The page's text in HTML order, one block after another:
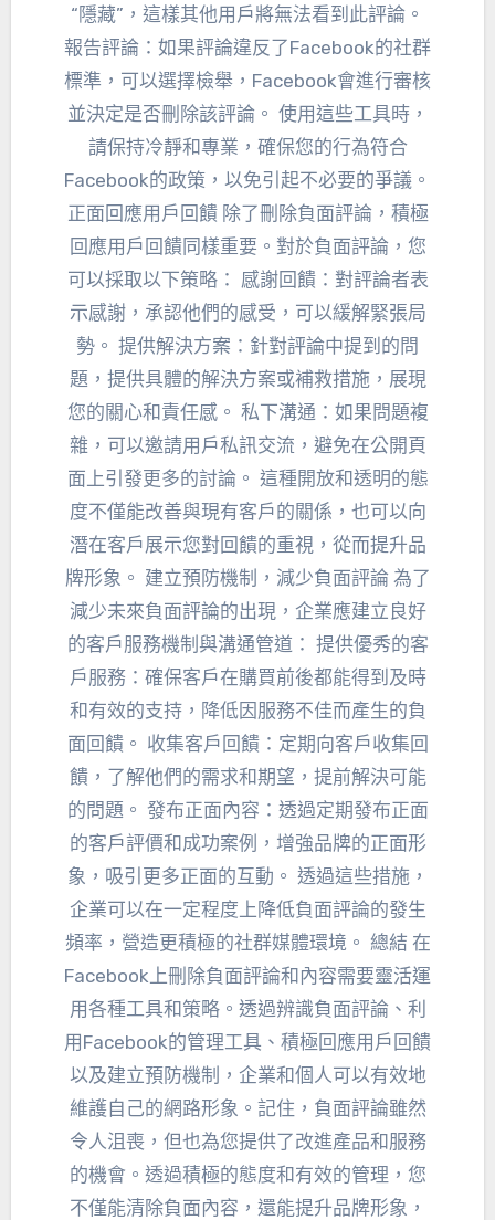
“隱藏”，這樣其他用戶將無法看到此評論。
報告評論：如果評論違反了Facebook的社群
標準，可以選擇檢舉，Facebook會進行審核
並決定是否刪除該評論。 使用這些工具時，
請保持冷靜和專業，確保您的行為符合
Facebook的政策，以免引起不必要的爭議。
正面回應用戶回饋 除了刪除負面評論，積極
回應用戶回饋同樣重要。對於負面評論，您
可以採取以下策略： 感謝回饋：對評論者表
示感謝，承認他們的感受，可以緩解緊張局
勢。 提供解決方案：針對評論中提到的問
題，提供具體的解決方案或補救措施，展現
您的關心和責任感。 私下溝通：如果問題複
雜，可以邀請用戶私訊交流，避免在公開頁
面上引發更多的討論。 這種開放和透明的態
度不僅能改善與現有客戶的關係，也可以向
潛在客戶展示您對回饋的重視，從而提升品
牌形象。 建立預防機制，減少負面評論 為了
減少未來負面評論的出現，企業應建立良好
的客戶服務機制與溝通管道： 提供優秀的客
戶服務：確保客戶在購買前後都能得到及時
和有效的支持，降低因服務不佳而產生的負
面回饋。 收集客戶回饋：定期向客戶收集回
饋，了解他們的需求和期望，提前解決可能
的問題。 發布正面內容：透過定期發布正面
的客戶評價和成功案例，增強品牌的正面形
象，吸引更多正面的互動。 透過這些措施，
企業可以在一定程度上降低負面評論的發生
頻率，營造更積極的社群媒體環境。 總結 在
Facebook上刪除負面評論和內容需要靈活運
用各種工具和策略。透過辨識負面評論、利
用Facebook的管理工具、積極回應用戶回饋
以及建立預防機制，企業和個人可以有效地
維護自己的網路形象。記住，負面評論雖然
令人沮喪，但也為您提供了改進產品和服務
的機會。透過積極的態度和有效的管理，您
不僅能清除負面內容，還能提升品牌形象，